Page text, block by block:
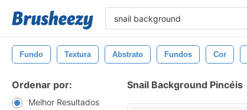
Fundo Textura Abstrato Fundos Cor
Ordenar por:
Melhor Resultados
Snail Background Pincéis